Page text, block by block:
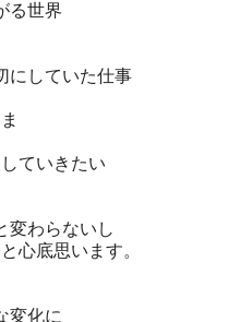
る世界
にしていた仕事
ていきたい
変わらないし
心底思います。
変化に